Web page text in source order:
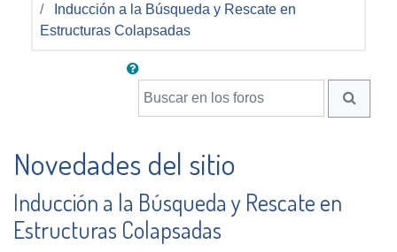
Inducción a la Búsqueda y Rescate en
Estructuras Colapsadas
Buscar en los foros
Novedades del sitio
Inducción a la Búsqueda y Rescate en
Estructuras Colapsadas